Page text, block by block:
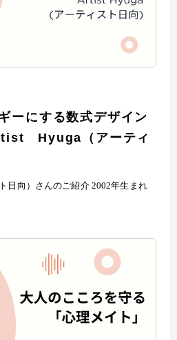
ーにする数式デザイン
Hyuga（アーティ
向）さんのご紹介 2002年生まれ